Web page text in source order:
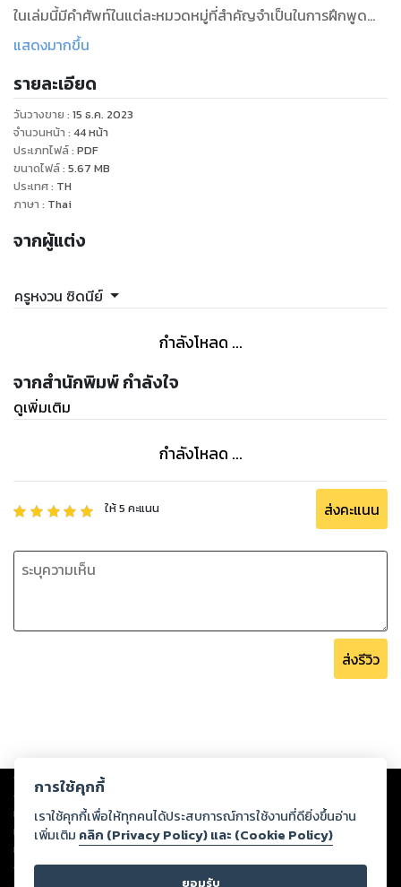
ในเล่มนี้มีคำศัพท์ในแต่ละหมวดหมู่ที่สำคัญจำเป็นในการฝึกพูด
ภาษาไทยดังต่อไปนี้
-วันนี้วันอะไร
-กำลังทำอะไร
-จะไปไหน
-กินอะไรดี
พร้อมแบบฝึกหัดที่ทันสมัย เกมที่เหมาะกับกลุุ่มผู้เรียนที่เกิดและ
วัฒนธรรม ประเพณีรวมถึงวิถีในการดำเนินชีวิตและการเรียนรู้
และยังมีพยัญชนะ สระง่าย ๆ ให้เด็ก ๆ ได้เรียนรู้เพิ่มเติมเพื่อ
พัฒนาและต่อยอดในการเรียนอ่าน เขียน ภาษาไทยในลำดับต่อไป
แสดงมากขึ้น
รายละเอียด
วันวางขาย : 15 ธ.ค. 2023
จำนวนหน้า : 44หน้า
ประเภทไฟล์: PDF
ขนาดไฟล์: 5.67 MB
ประเทศ: TH
ภาษา : Thai
จากผู้แต่ง
ครูหงวน ซิดนีย์
กำลังโหลด ...
จากสำนักพิมพ์ กำลังใจ
ดูเพิ่มเติม
กำลังโหลด ...
ให้5 คะแนน ส่งคะแนน
ส่งรีวิว
Copyright © 2026
ต่อผลงานหรือเนื้อหาใดที่อัปโหลดผ่านเว็บไซต์และปรากฏว่าละเมิดสิทธิใน
ทรัพย์สินทางปัญญาของบุคคลอื่นหรือขัดต่อกฎหมายและศีลธรรม ดังนั้น ผู้อ่าน
ทุกท่านโปรดใช้วิจารณญาณในการกลั่นกรองด้วยตนเอง และหากท่านพบว่าส่วน
หนึ่งส่วนใดขัดต่อกฎหมายและศีลธรรม กรุณาแจ้งมายังบริษัท เพื่อทีมงานจะได้
ดำเนินการในทันที ทั้งนี้ ทางสตอรี่ล็อกขอสงวนลิขสิทธิ์ตามพระราชบัญญัติ
การใช้คุกกี้
เราใช้คุกกี้เพื่อให้ทุกคนได้ประสบการณ์การใช้งานที่ดียิ่งขึ้นอ่าน
เพิ่มเติม คลิก (Privacy Policy) และ (Cookie Policy)
ยอมรับ